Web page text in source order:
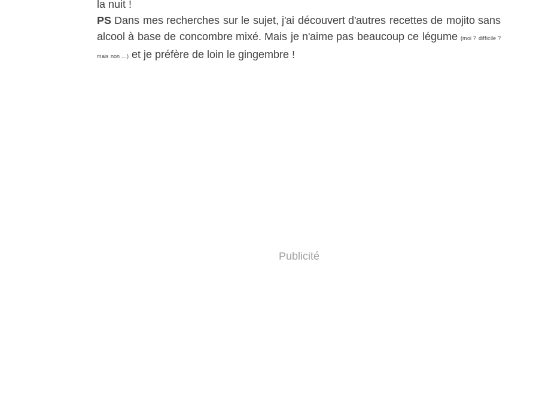
la nuit !
PS Dans mes recherches sur le sujet, j'ai découvert d'autres recettes de mojito sans
alcool à base de concombre mixé. Mais je n'aime pas beaucoup ce légume (moi ? difficile ?
mais non ...) et je préfère de loin le gingembre !
Publicité